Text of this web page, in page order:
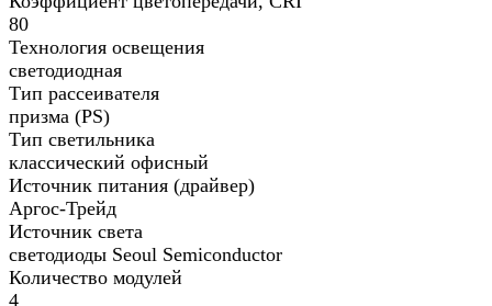
80
Технология освещения
светодиодная
Тип рассеивателя
призма (PS)
Тип светильника
классический офисный
Источник питания (драйвер)
Аргос-Трейд
Источник света
светодиоды Seoul Semiconductor
Количество модулей
4